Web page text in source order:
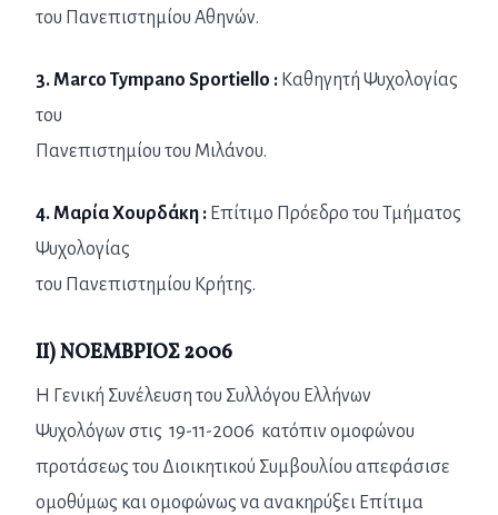
του Πανεπιστημίου Αθηνών.
3. Marco Tympano Sportiello : Καθηγητή Ψυχολογίας
του
Πανεπιστημίου του Μιλάνου.
4. Μαρία Χουρδάκη : Επίτιμο Πρόεδρο του Τμήματος
Ψυχολογίας
του Πανεπιστημίου Κρήτης.
II) NOEMBΡΙΟΣ 2006
Η Γενική Συνέλευση του Συλλόγου Ελλήνων
Ψυχολόγων στις 19-11-2006 κατόπιν ομοφώνου
προτάσεως του Διοικητικού Συμβουλίου απεφάσισε
ομοθύμως και ομοφώνως να ανακηρύξει Επίτιμα